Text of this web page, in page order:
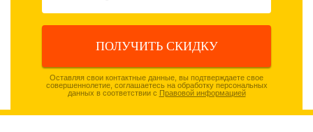
ПОЛУЧИТЬ СКИДКУ
Оставляя свои контактные данные, вы подтверждаете свое
совершеннолетие, соглашаетесь на обработку персональных
данных в соответствии с Правовой информацией